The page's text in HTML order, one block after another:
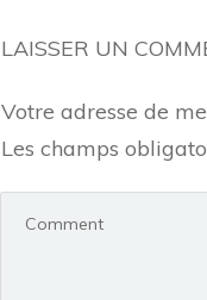
LAISSER UN
Votre adresse de
Les champs